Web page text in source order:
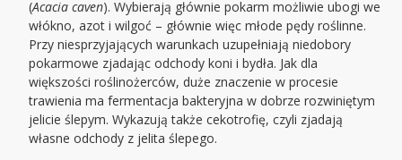
(Acacia caven). Wybierają głównie pokarm możliwie ubogi we
włókno, azot i wilgoć – głównie więc młode pędy roślinne.
Przy niesprzyjających warunkach uzupełniają niedobory
pokarmowe zjadając odchody koni i bydła. Jak dla
większości roślinożerców, duże znaczenie w procesie
trawienia ma fermentacja bakteryjna w dobrze rozwiniętym
jelicie ślepym. Wykazują także cekotrofię, czyli zjadają
własne odchody z jelita ślepego.